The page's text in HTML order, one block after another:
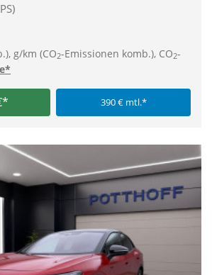
g/km (CO2-Emissionen komb.), CO2-
390 € mtl.*